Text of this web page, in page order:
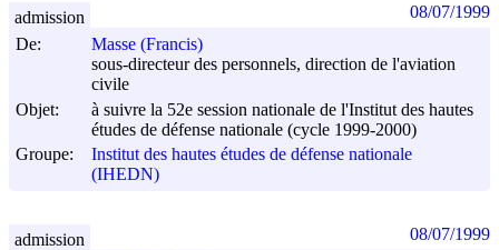
De:
Masse (Francis)
sous-directeur des personnels, direction de l'aviation
civile
Objet:
à suivre la 52e session nationale de l'Institut des hautes
études de défense nationale (cycle 1999-2000)
Groupe:
Institut des hautes études de défense nationale
(IHEDN)
admission 08/07/1999
admission 08/07/1999